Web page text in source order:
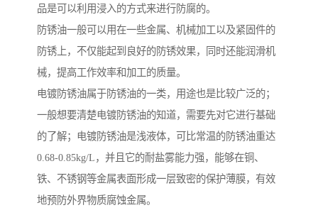
品是可以利用浸入的方式来进行防腐的。
防锈油一般可以用在一些金属、机械加工以及紧固件的
防锈上，不仅能起到良好的防锈效果，同时还能润滑机
械，提高工作效率和加工的质量。
电镀防锈油属于防锈油的一类，用途也是比较广泛的；
一般想要清楚电镀防锈油的知道，需要先对它进行基础
的了解；电镀防锈油是浅液体，可比常温的防锈油重达
0.68-0.85kg/L，并且它的耐盐雾能力强，能够在铜、
铁、不锈钢等金属表面形成一层致密的保护薄膜，有效
地预防外界物质腐蚀金属。